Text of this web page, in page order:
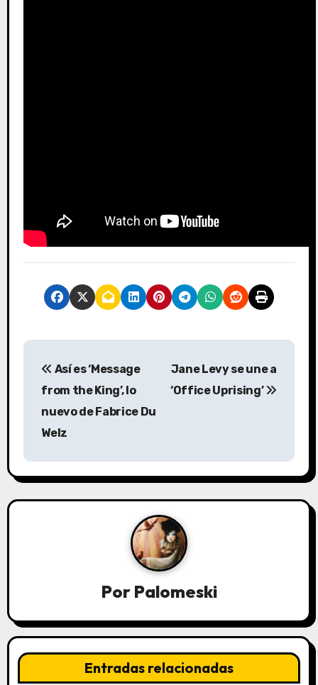
N
g
a
n
d
Así es ‘Message
from the King’, lo
nuevo de Fabrice Du
Welz
Jane Levy se une a
‘Office Uprising’
Por Palomeski
Entradas relacionadas